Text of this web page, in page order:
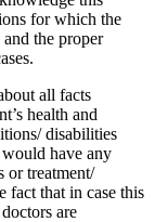
for which the
the proper
all facts
health and
disabilities
have any
or treatment/
fact that in case this
are